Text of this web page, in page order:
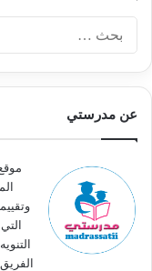
عن مدرستي